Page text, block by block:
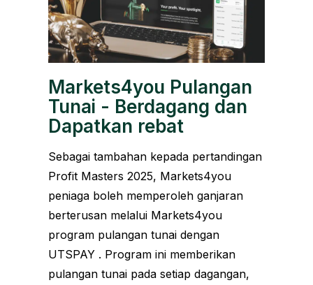
Markets4you Pulangan
Tunai - Berdagang dan
Dapatkan rebat
Sebagai tambahan kepada pertandingan
Profit Masters 2025, Markets4you
peniaga boleh memperoleh ganjaran
berterusan melalui Markets4you
program pulangan tunai dengan
UTSPAY . Program ini memberikan
pulangan tunai pada setiap dagangan,